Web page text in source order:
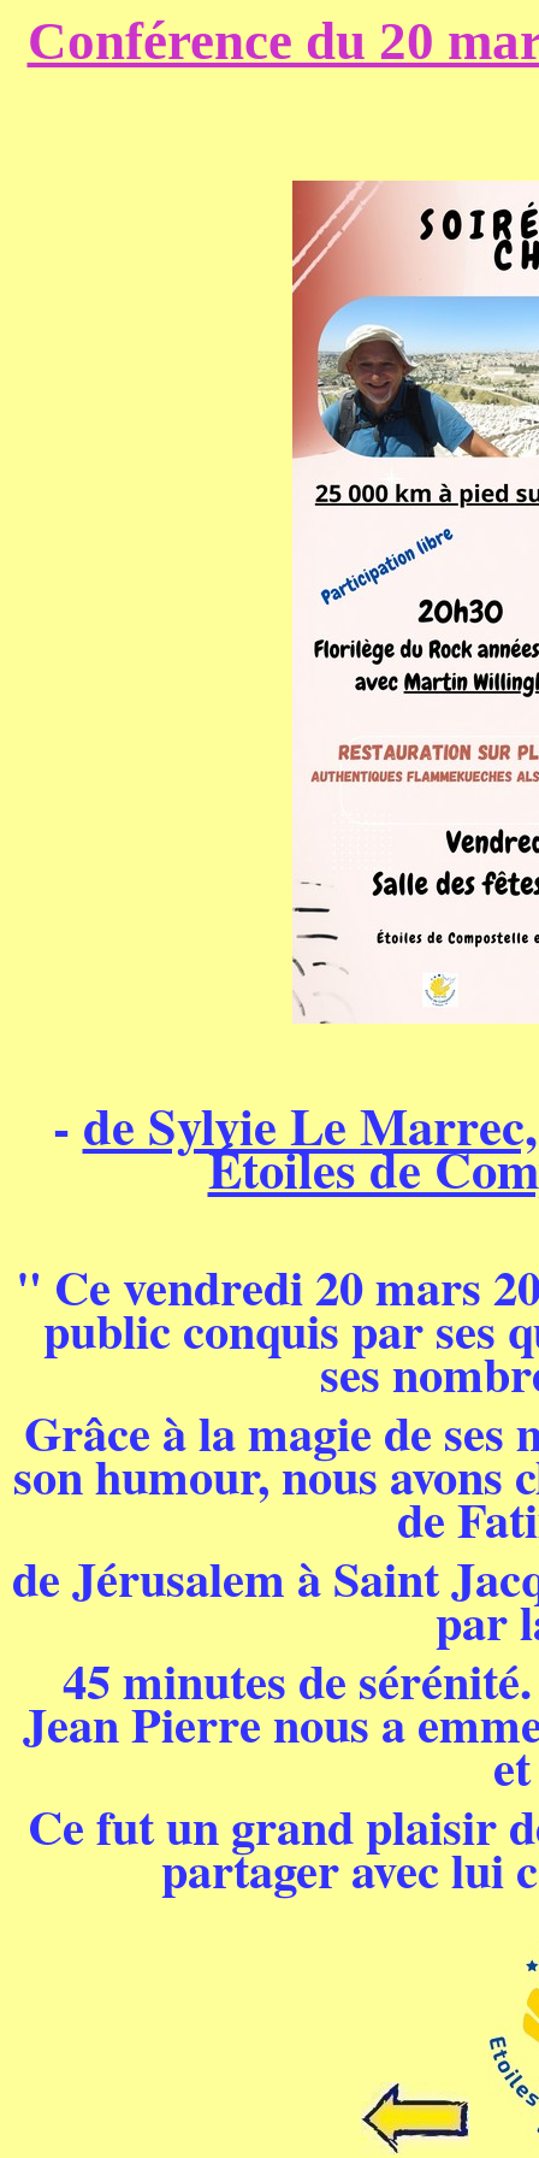
Conférence du 20
- de Sylvie Le
Étoiles de
" Ce vendredi 20 mars
public conquis par ses
ses
Grâce à la magie de ses
son humour, nous avons
de
de Jérusalem à Saint
par
45 minutes de
Jean Pierre nous a
Ce fut un grand plaisir
partager avec lui